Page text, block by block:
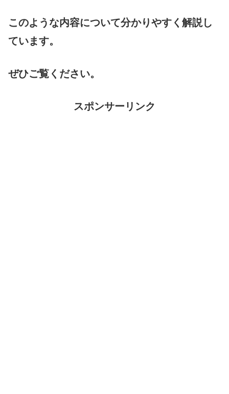
このような内容について分かりやすく解説し
ています。
ぜひご覧ください。
スポンサーリンク